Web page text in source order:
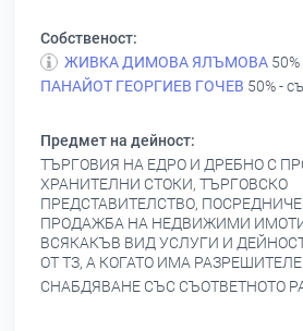
Собственост:
ЖИВКА ДИМОВА ЯЛЪМОВА
ПАНАЙОТ ГЕОРГИЕВ ГОЧЕВ 50% -
Предмет на дейност:
ТЪРГОВИЯ НА ЕДРО И ДРЕБНО С
ХРАНИТЕЛНИ СТОКИ, ТЪРГОВСКО
ПРЕДСТАВИТЕЛСТВО,
ПРОДАЖБА НА НЕДВИЖИМИ
ВСЯКАКЪВ ВИД УСЛУГИ И
ОТ ТЗ, А КОГАТО ИМА
СНАБДЯВАНЕ СЪС СЪОТВЕТНОТО